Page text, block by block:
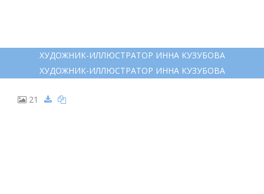
ХУДОЖНИК-ИЛЛЮСТРАТОР ИННА КУЗУБОВА
ХУДОЖНИК-ИЛЛЮСТРАТОР ИННА КУЗУБОВА
21